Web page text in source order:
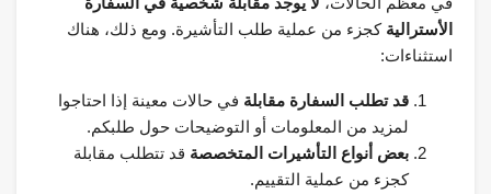
الأسترالية كجزء من عملية طلب التأشيرة. ومع ذلك، هناك
استثناءات:
قد تطلب السفارة مقابلة في حالات معينة إذا احتاجوا
لمزيد من المعلومات أو التوضيحات حول طلبكم.
بعض أنواع التأشيرات المتخصصة قد تتطلب مقابلة
كجزء من عملية التقييم.